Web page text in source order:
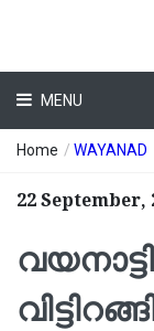
MENU
Home / WAYANAD
22 September,